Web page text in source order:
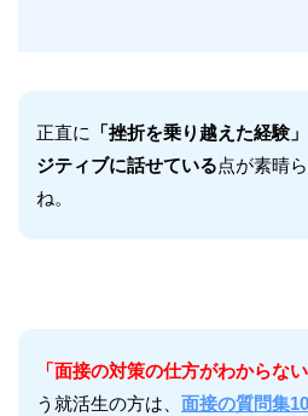
正直に
「挫折を乗り越えた経験
ジティブに話せている点が素晴
ね。
「面接の対策の仕方がわからな
う就活生の方は、 面接の質問集